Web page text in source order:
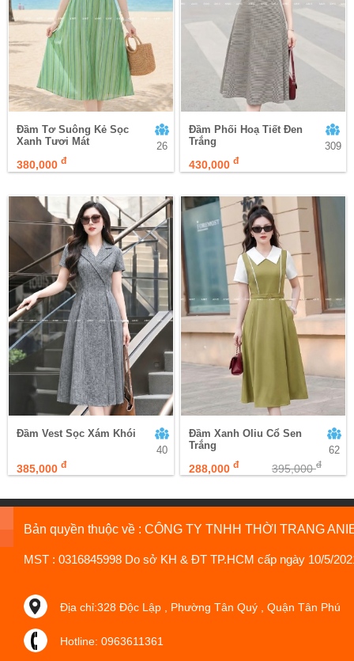
Đầm Tơ Suông Kẻ Sọc
Xanh Tươi Mát
380,000đ
26
Đầm Phối Hoạ Tiết Đen
Trắng
430,000đ
309
Đầm Vest Sọc Xám Khói
385,000đ
40
Đầm Xanh Oliu Cổ Sen
Trắng
288,000đ 395,000đ
62
Bản quyền thuộc về : CÔNG TY TNHH THỜI TRANG
MST : 0316845998 Do sở KH & ĐT TP.HCM cấp ngày 10/5/
Địa chỉ:328 Độc Lập , Phường Tân Quý , Quận Tân Phú
Hotline: 0963611361